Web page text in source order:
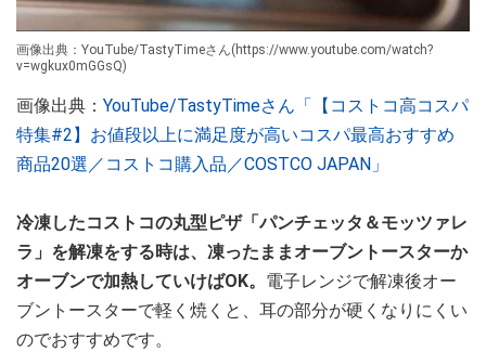
画像出典：YouTube/TastyTimeさん(https://www.youtube.com/watch?
v=wgkux0mGGsQ)
画像出典： YouTube/TastyTimeさん「【コストコ高コスパ
特集#2】お値段以上に満足度が高いコスパ最高おすすめ
商品20選／コストコ購入品／COSTCO JAPAN」
冷凍したコストコの丸型ピザ「パンチェッタ＆モッツァレ
ラ」を解凍をする時は、凍ったままオーブントースターか
オーブンで加熱していけばOK。 電子レンジで解凍後オー
ブントースターで軽く焼くと、耳の部分が硬くなりにくい
のでおすすめです。